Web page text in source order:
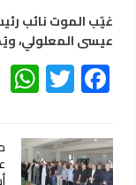
غيّب الموت نائب
عيسى المعلولي،